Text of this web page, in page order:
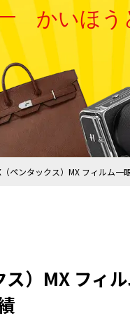
かいほう
（ペンタックス）MX フィルム一
）MX フィ